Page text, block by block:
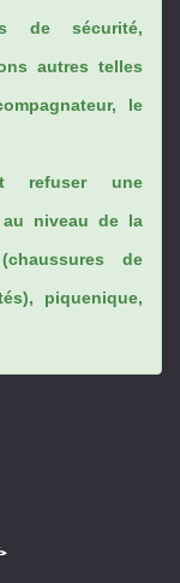
de sécurité,
autres telles
le
refuser une
niveau de la
de
piquenique,